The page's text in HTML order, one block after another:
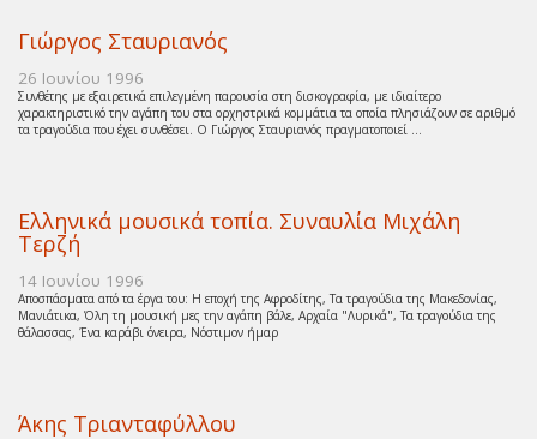
Γιώργος Σταυριανός
26 Ιουνίου 1996
Συνθέτης με εξαιρετικά επιλεγμένη παρουσία στη δισκογραφία, με ιδιαίτερο
χαρακτηριστικό την αγάπη του στα ορχηστρικά κομμάτια τα οποία πλησιάζουν σε αριθμό
τα τραγούδια που έχει συνθέσει. Ο Γιώργος Σταυριανός πραγματοποιεί ...
Ελληνικά μουσικά τοπία. Συναυλία Μιχάλη
Τερζή
14 Ιουνίου 1996
Αποσπάσματα από τα έργα του: Η εποχή της Αφροδίτης, Τα τραγούδια της Μακεδονίας,
Μανιάτικα, Όλη τη μουσική μες την αγάπη βάλε, Αρχαία "Λυρικά", Τα τραγούδια της
θάλασσας, Ένα καράβι όνειρα, Νόστιμον ήμαρ
Άκης Τριανταφύλλου